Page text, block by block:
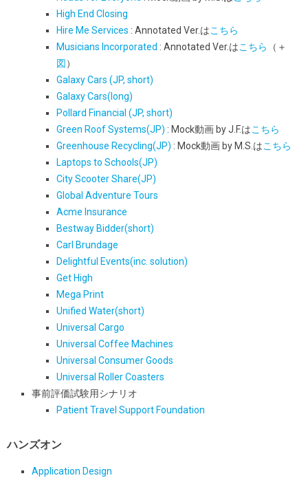
High End Closing
Hire Me Services : Annotated Ver.はこちら
Musicians Incorporated : Annotated Ver.はこちら
（＋
図 ）
Galaxy Cars (JP, short)
Galaxy Cars(long)
Pollard Financial (JP, short)
Green Roof Systems(JP) : Mock動画 by J.F.はこちら
Greenhouse Recycling(JP) : Mock動画 by M.S.はこちら
Laptops to Schools(JP)
City Scooter Share(JP)
Global Adventure Tours
Acme Insurance
Bestway Bidder(short)
Carl Brundage
Delightful Events(inc. solution)
Get High
Mega Print
Unified Water(short)
Universal Cargo
Universal Coffee Machines
Universal Consumer Goods
Universal Roller Coasters
事前評価試験用シナリオ
Patient Travel Support Foundation
ハンズオン
Application Design